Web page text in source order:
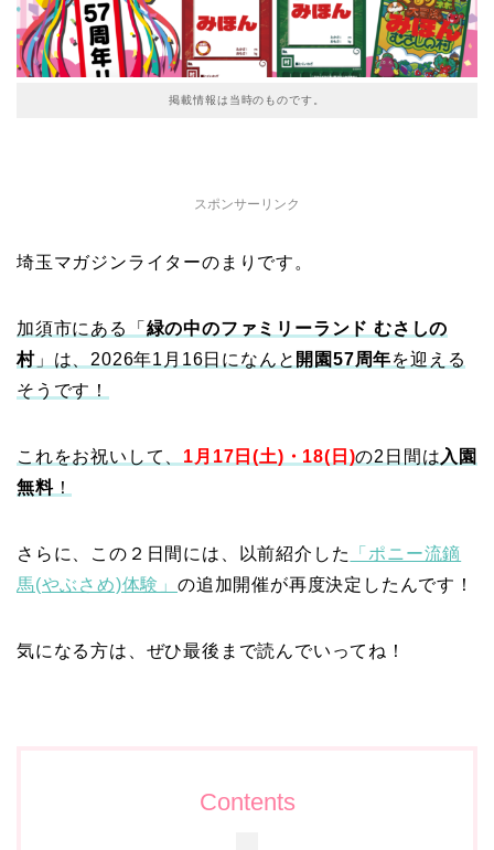
掲載情報は当時のものです。
スポンサーリンク
埼玉マガジンライターのまりです。
加須市にある「 緑の中のファミリーランド むさしの
村」は、2026年1月16日になんと 開園57周年を迎える
そうです！
これをお祝いして、 1月17日(土)・18(日)の2日間は入園
無料！
さらに、この２日間には、以前紹介した
「ポニー流鏑
馬(やぶさめ)体験」 の追加開催が再度決定したんです！
気になる方は、ぜひ最後まで読んでいってね！
Contents